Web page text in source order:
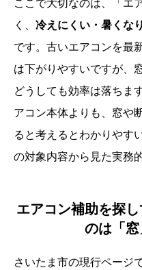
ここで大切なのは、「エ
く、 冷えにくい・暑くな
です。古いエアコンを最
は下がりやすいですが、
どうしても効率は落ちま
アコン本体よりも、窓や
ると考えるとわかりやす
の対象内容から見た実務
エアコン補助を探
のは「窓
さいたま市の現行ページ